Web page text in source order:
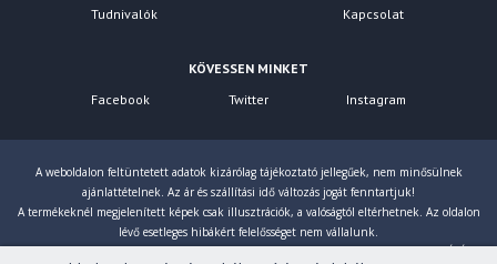
Tudnivalók
Kapcsolat
KÖVESSEN MINKET
Facebook
Twitter Instagram
A weboldalon feltüntetett adatok kizárólag tájékoztató jellegűek, nem minősülnek
ajánlattételnek. Az ár és szállítási idő változás jogát fenntartjuk!
A termékeknél megjelenített képek csak illusztrációk, a valóságtól eltérhetnek. Az oldalon
lévő esetleges hibákért felelősséget nem vállalunk.
Eltérés esetén a gyártó által megadott paraméterek érvényesek! Bruttó árainkat 27% ÁFÁ-val